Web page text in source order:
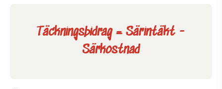
Täckningsbidrag = Särintäkt -
Särkostnad